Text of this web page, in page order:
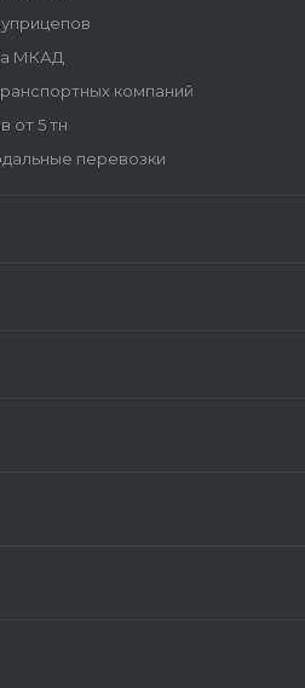
МКАД
компаний
от 5 тн
перевозки